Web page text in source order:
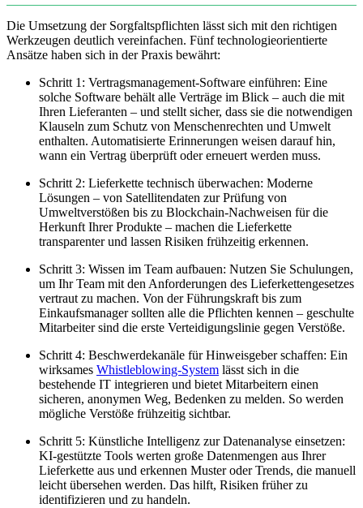
Die Umsetzung der Sorgfaltspflichten lässt sich mit den richtigen
Werkzeugen deutlich vereinfachen. Fünf technologieorientierte
Ansätze haben sich in der Praxis bewährt:
Schritt 1: Vertragsmanagement-Software einführen: Eine
solche Software behält alle Verträge im Blick – auch die mit
Ihren Lieferanten – und stellt sicher, dass sie die notwendigen
Klauseln zum Schutz von Menschenrechten und Umwelt
enthalten. Automatisierte Erinnerungen weisen darauf hin,
wann ein Vertrag überprüft oder erneuert werden muss.
Schritt 2: Lieferkette technisch überwachen: Moderne
Lösungen – von Satellitendaten zur Prüfung von
Umweltverstößen bis zu Blockchain-Nachweisen für die
Herkunft Ihrer Produkte – machen die Lieferkette
transparenter und lassen Risiken frühzeitig erkennen.
Schritt 3: Wissen im Team aufbauen: Nutzen Sie Schulungen,
um Ihr Team mit den Anforderungen des Lieferkettengesetzes
vertraut zu machen. Von der Führungskraft bis zum
Einkaufsmanager sollten alle die Pflichten kennen – geschulte
Mitarbeiter sind die erste Verteidigungslinie gegen Verstöße.
Schritt 4: Beschwerdekanäle für Hinweisgeber schaffen: Ein
wirksames Whistleblowing-System lässt sich in die
bestehende IT integrieren und bietet Mitarbeitern einen
sicheren, anonymen Weg, Bedenken zu melden. So werden
mögliche Verstöße frühzeitig sichtbar.
Schritt 5: Künstliche Intelligenz zur Datenanalyse einsetzen:
KI-gestützte Tools werten große Datenmengen aus Ihrer
Lieferkette aus und erkennen Muster oder Trends, die manuell
leicht übersehen werden. Das hilft, Risiken früher zu
identifizieren und zu handeln.